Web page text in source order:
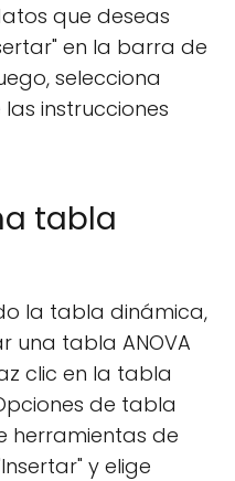
que deseas
en la barra de
selecciona
instrucciones
tabla
la tabla dinámica,
una tabla ANOVA
clic en la tabla
de tabla
herramientas de
y elige